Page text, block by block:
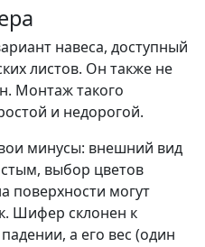
навеса, доступный
листов. Он также не
Монтаж такого
и недорогой.
минусы: внешний вид
выбор цветов
поверхности могут
Шифер склонен к
а его вес (один